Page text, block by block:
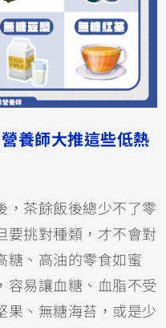
養師大推這些低熱
，茶餘飯後總少不了零
要挑對種類，才不會對
糖、高油的零食如蜜
容易讓血糖、血脂不受
果、無糖海苔，或是少